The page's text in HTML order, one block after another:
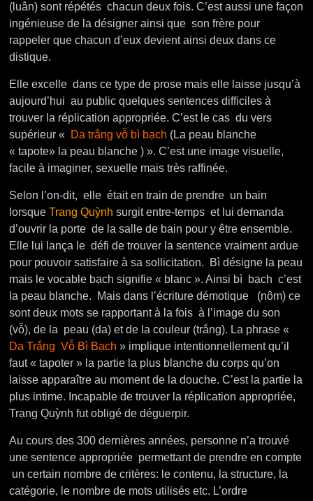
(luân) sont répétés chacun deux fois. C’est aussi une façon
ingénieuse de la désigner ainsi que son frère pour
rappeler que chacun d’eux devient ainsi deux dans ce
distique.
Elle excelle dans ce type de prose mais elle laisse jusqu’à
aujourd’hui au public quelques sentences difficiles à
trouver la réplication appropriée. C’est le cas du vers
supérieur «
Da trắng vỗ bì bạch (La peau blanche
« tapote» la peau blanche ) ». C’est une image visuelle,
facile à imaginer, sexuelle mais très raffinée.
Selon l’on-dit, elle était en train de prendre un bain
lorsqueTrang Quỳnh surgit entre-temps et lui demanda
d’ouvrir la porte de la salle de bain pour y être ensemble.
Elle lui lança le défi de trouver la sentence vraiment ardue
pour pouvoir satisfaire à sa sollicitation. Bì désigne la peau
mais le vocable bạch signifie « blanc ». Ainsi bì bạch c’est
la peau blanche. Mais dans l’écriture démotique (nôm) ce
sont deux mots se rapportant à la fois à l’image du son
(vỗ), de la peau (da) et de la couleur (trắng). La phrase «
Da Trắng Vỗ Bì Bạch » implique intentionnellement qu’il
faut « tapoter » la partie la plus blanche du corps qu’on
laisse apparaître au moment de la douche. C’est la partie la
plus intime. Incapable de trouver la réplication appropriée,
Trạng Quỳnh fut obligé de déguerpir.
Au cours des 300 dernières années, personne n’a trouvé
une sentence appropriée permettant de prendre en compte
un certain nombre de critères: le contenu, la structure, la
catégorie, le nombre de mots utilisés etc. L’ordre